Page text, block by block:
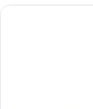
muebles de exterior
Victoria City Hotel